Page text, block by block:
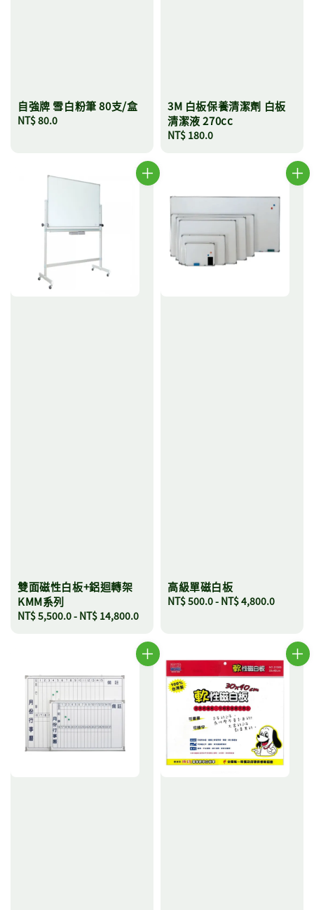
自強牌 雪白粉筆 80支/盒
Regular
NT$ 80.0
3M 白板保養清潔劑 白板
清潔液 270cc
Regular
NT$ 180.0
雙面磁性白板+鋁迴轉架
KMM系列
Regular
NT$ 5,500.0- NT$ 14,800.0
高級單磁白板
Regular
NT$ 500.0- NT$ 4,800.0